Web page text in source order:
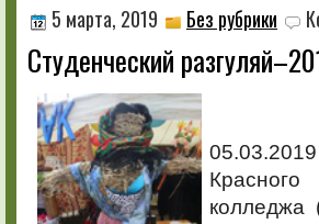
5 марта, 2019 Без рубрики
Студенческий